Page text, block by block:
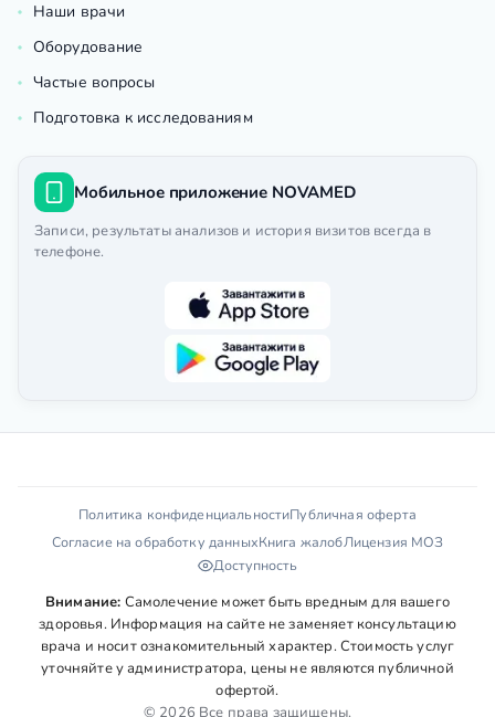
Наши врачи
Оборудование
Частые вопросы
Подготовка к исследованиям
Мобильное приложение NOVAMED
Записи, результаты анализов и история визитов всегда в
телефоне.
Политика конфиденциальностиПубличная оферта
Согласие на обработку данныхКнига жалобЛицензия МОЗ
Доступность
Внимание: Самолечение может быть вредным для вашего
здоровья. Информация на сайте не заменяет консультацию
врача и носит ознакомительный характер. Стоимость услуг
уточняйте у администратора, цены не являются публичной
офертой.
© 2026 Все права защищены.